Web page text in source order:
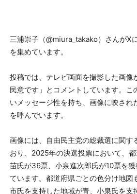
三浦崇子（@miura_takako）さんがX
を集めています。
投稿では、テレビ画面を撮影した画像
民意です」とコメントしています。こ
いメッセージ性を持ち、画像に映され
を呼んでいます。
画像には、自由民主党の総裁選に関す
おり、2025年の決選投票において、
苗氏が36票、小泉進次郎氏が10票を
ています。都道府県ごとの色分け地図
市氏を支持した地域が青、小泉氏を支